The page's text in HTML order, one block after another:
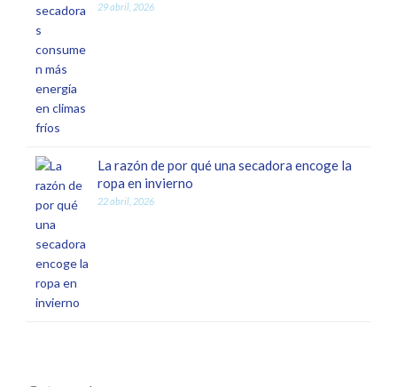
29 abril, 2026
La razón de por qué una secadora encoge la
ropa en invierno
22 abril, 2026